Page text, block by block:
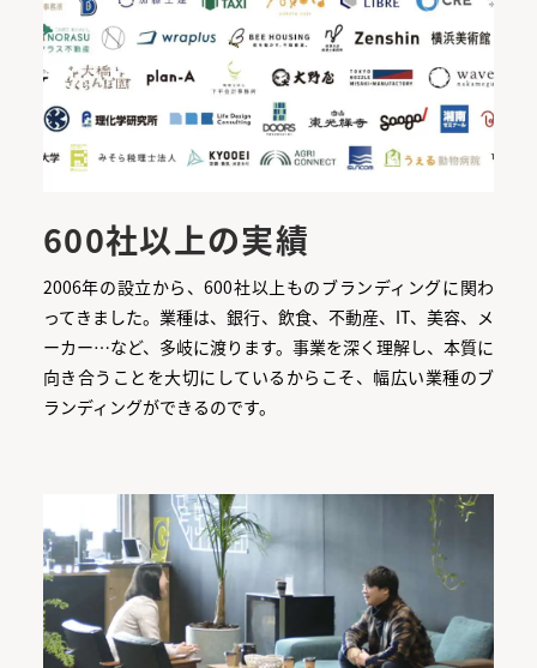
600社以上の実績
2006年の設立から、600社以上ものブランディングに関わ
ってきました。業種は、銀行、飲食、不動産、IT、美容、メ
ーカー…など、多岐に渡ります。事業を深く理解し、本質に
向き合うことを大切にしているからこそ、幅広い業種のブ
ランディングができるのです。